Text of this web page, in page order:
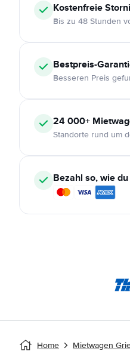
Kostenfreie
Bis zu 48 Stunden
Bestpreis-
Besseren Preis
24 000+
Standorte rund um
Bezahl so, wie
Home Mietwagen